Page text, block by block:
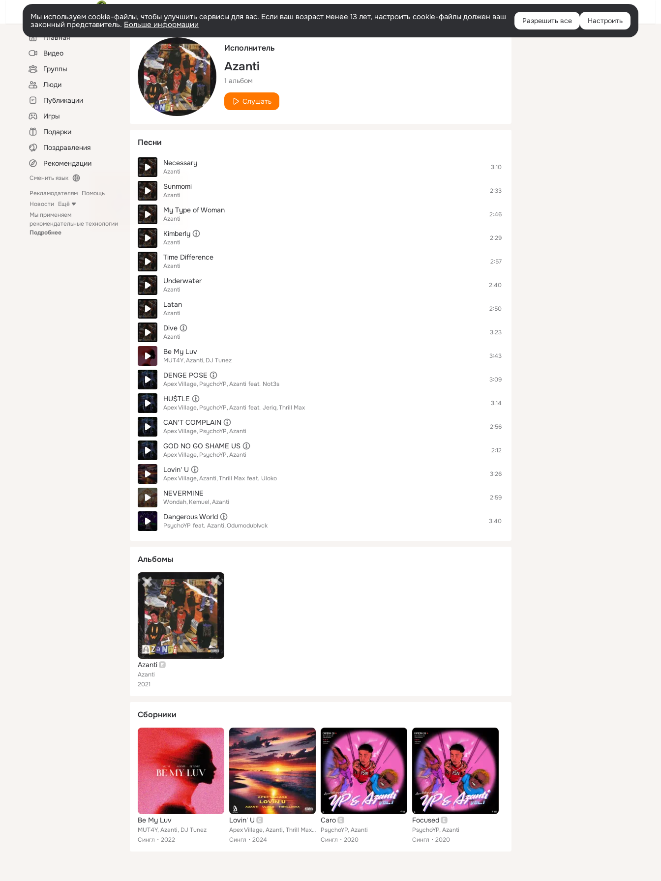
Русский Войти
Мы используем cookie-файлы, чтобы улучшить сервисы для вас. Если ваш возраст менее 13 лет, настроить cookie-файлы должен ваш
законный представитель. Больше информации Разрешить все Настроить
Левая
колонкаГлавная
Видео
Группы
Люди
Публикации
Игры
Подарки
Поздравления
Рекомендации
Сменить язык
Рекламодателям Помощь
Новости Ещё
Мы применяем
рекомендательные технологии
Подробнее
Исполнитель
Azanti
1 альбом
Слушать
Песни
Necessary
Azanti
3:10
Sunmomi
Azanti
2:33
My Type of Woman
Azanti
2:46
Kimberly
Azanti
2:29
Time Difference
Azanti
2:57
Underwater
Azanti
2:40
Latan
Azanti
2:50
Dive
Azanti
3:23
Be My Luv
MUT4Y Azanti DJ Tunez
3:43
DENGE POSE
Apex Village PsychoYP Azanti feat. Not3s
3:09
HU$TLE
Apex Village PsychoYP Azanti feat. Jeriq Thrill Max
3:14
CAN'T COMPLAIN
Apex Village PsychoYP Azanti
2:56
GOD NO GO SHAME US
Apex Village PsychoYP Azanti
2:12
Lovin' U
Apex Village Azanti Thrill Max feat. Uloko
3:26
NEVERMINE
Wondah Kemuel Azanti
2:59
Dangerous World
PsychoYP feat. Azanti Odumodublvck
3:40
Альбомы
Azanti
Azanti
2021
Сборники
Be My Luv
MUT4Y, Azanti, DJ Tunez
Сингл
2022
Lovin' U
Apex Village, Azanti, Thrill Max feat. Uloko
Сингл
2024
Caro
PsychoYP, Azanti
Сингл
2020
Focused
PsychoYP, Azanti
Сингл
2020